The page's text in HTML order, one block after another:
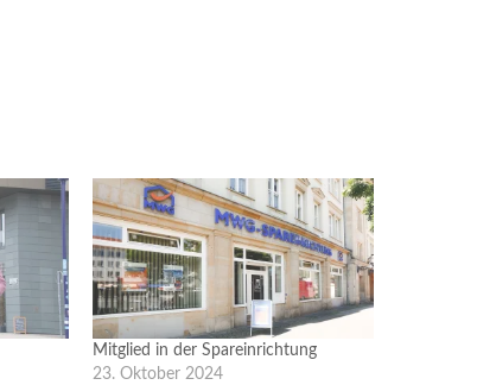
Mitglied in der Spareinrichtung
23. Oktober 2024